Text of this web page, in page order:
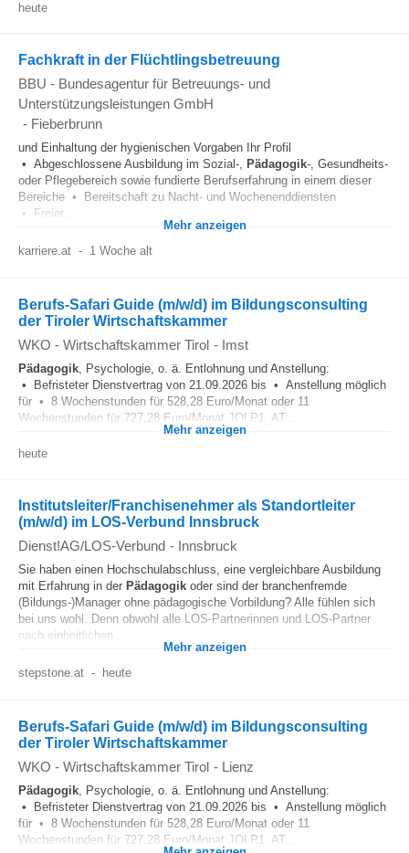
heute
Fachkraft in der Flüchtlingsbetreuung
BBU - Bundesagentur für Betreuungs- und
Unterstützungsleistungen GmbH
- Fieberbrunn
und Einhaltung der hygienischen Vorgaben Ihr Profil
• Abgeschlossene Ausbildung im Sozial-, Pädagogik-, Gesundheits-
oder Pflegebereich sowie fundierte Berufserfahrung in einem dieser
Bereiche • Bereitschaft zu Nacht- und Wochenenddiensten
• Freier...
Mehr anzeigen
karriere.at - 1 Woche alt
Berufs-Safari Guide (m/w/d) im Bildungsconsulting
der Tiroler Wirtschaftskammer
WKO - Wirtschaftskammer Tirol - Imst
Pädagogik, Psychologie, o. ä. Entlohnung und Anstellung:
• Befristeter Dienstvertrag von 21.09.2026 bis • Anstellung möglich
für • 8 Wochenstunden für 528,28 Euro/Monat oder 11
Wochenstunden für 727,28 Euro/Monat JOLP1_AT...
Mehr anzeigen
heute
Institutsleiter/Franchisenehmer als Standortleiter
(m/w/d) im LOS-Verbund Innsbruck
Dienst!AG/LOS-Verbund - Innsbruck
Sie haben einen Hochschulabschluss, eine vergleichbare Ausbildung
mit Erfahrung in der Pädagogik oder sind der branchenfremde
(Bildungs-)Manager ohne pädagogische Vorbildung? Alle fühlen sich
bei uns wohl. Denn obwohl alle LOS-Partnerinnen und LOS-Partner
nach einheitlichen...
Mehr anzeigen
stepstone.at - heute
Berufs-Safari Guide (m/w/d) im Bildungsconsulting
der Tiroler Wirtschaftskammer
WKO - Wirtschaftskammer Tirol - Lienz
Pädagogik, Psychologie, o. ä. Entlohnung und Anstellung:
• Befristeter Dienstvertrag von 21.09.2026 bis • Anstellung möglich
für • 8 Wochenstunden für 528,28 Euro/Monat oder 11
Wochenstunden für 727,28 Euro/Monat JOLP1_AT...